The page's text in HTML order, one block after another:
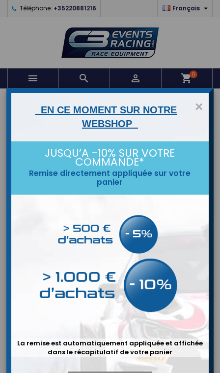
Téléphone: +35220881216 Français 
   shopping_cart0
×
EN CE MOMENT SUR NOTRE
WEBSHOP
JUSQU’A -10% SUR VOTRE
COMMANDE*
Remise directement appliquée sur votre
panier
La remise est automatiquement appliquée et affichée
dans le récapitulatif de votre panier